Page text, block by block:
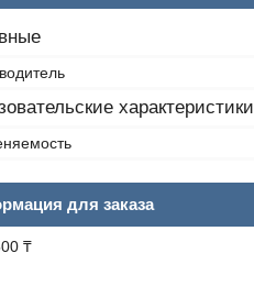
характеристики
для заказа
₸